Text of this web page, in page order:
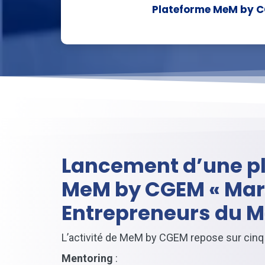
Plateforme MeM by
Lancement d’une
MeM by CGEM «
Entrepreneurs du
L’activité de MeM by CGEM repose sur
Mentoring :